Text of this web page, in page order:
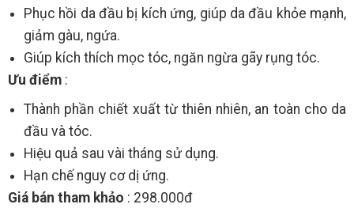
Phục hồi da đầu bị kích ứng, giúp da đầu khỏe mạnh,
giảm gàu, ngứa.
Giúp kích thích mọc tóc, ngăn ngừa gãy rụng tóc.
Ưu điểm :
Thành phần chiết xuất từ thiên nhiên, an toàn cho da
đầu và tóc.
Hiệu quả sau vài tháng sử dụng.
Hạn chế nguy cơ dị ứng.
Giá bán tham khảo : 298.000đ